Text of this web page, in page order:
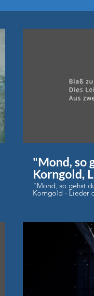
"Mond, so
Korngold,
op.14
"Mond, so gehst
Korngold - Lieder